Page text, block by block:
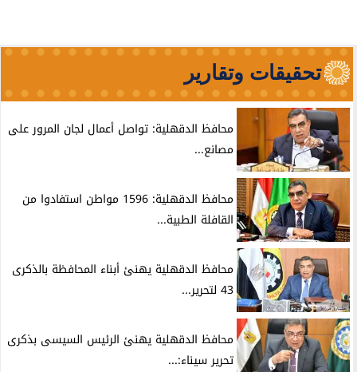
تحقيقات وتقارير
محافظ الدقهلية: تواصل أعمال لجان المرور على
مصانع...
محافظ الدقهلية: 1596 مواطن استفادوا من
القافلة الطبية...
محافظ الدقهلية يهنئ أبناء المحافظة بالذكرى
43 لتحرير...
محافظ الدقهلية يهنئ الرئيس السيسى بذكرى
تحرير سيناء:...